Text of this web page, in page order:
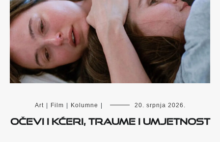
Art Film Kolumne 20. srpnja 2026.
Očevi i kćeri, traume i umjetnost